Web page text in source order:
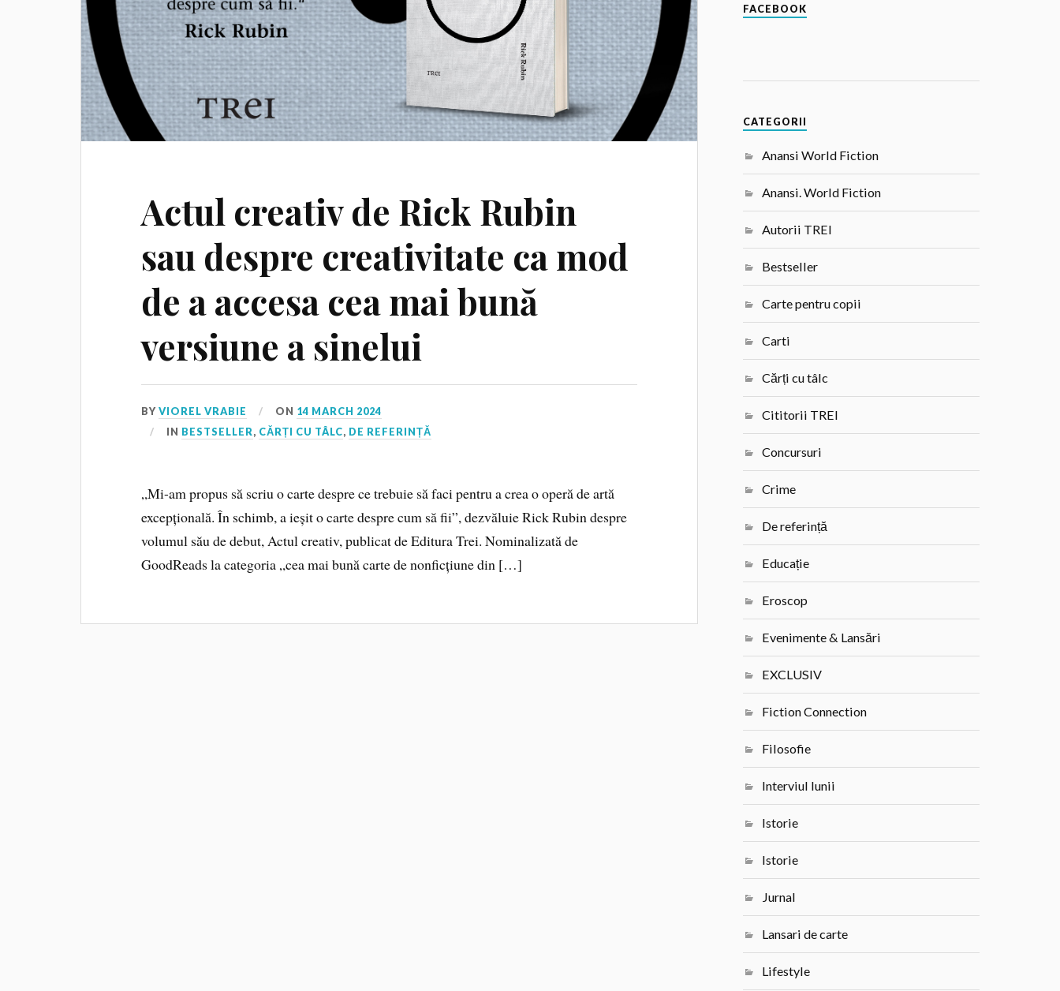
Actul creativ de Rick Rubin
sau despre creativitate ca mod
de a accesa cea mai bună
versiune a sinelui
BYVIOREL VRABIE ON 14 MARCH 2024
IN BESTSELLER, CĂRȚI CU TÂLC, DE REFERINȚĂ
„Mi-am propus să scriu o carte despre ce trebuie să faci pentru a crea o operă de artă
excepțională. În schimb, a ieșit o carte despre cum să fii”, dezvăluie Rick Rubin despre
volumul său de debut, Actul creativ, publicat de Editura Trei. Nominalizată de
GoodReads la categoria „cea mai bună carte de nonficțiune din […]
FACEBOOK
CATEGORII
Anansi World Fiction
Anansi. World Fiction
Autorii TREI
Bestseller
Carte pentru copii
Carti
Cărți cu tâlc
Cititorii TREI
Concursuri
Crime
De referință
Educație
Eroscop
Evenimente & Lansări
EXCLUSIV
Fiction Connection
Filosofie
Interviul lunii
Istorie
Istorie
Jurnal
Lansari de carte
Lifestyle